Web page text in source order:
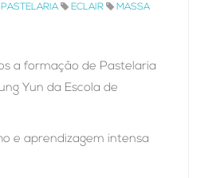
PASTELARIA ECLAIR
MASSA
a formação de Pastelaria
Yun da Escola de
e aprendizagem intensa